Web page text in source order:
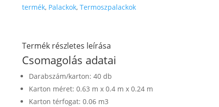
termék, Palackok, Termoszpalackok
Termék részletes leírása
Csomagolás adatai
Darabszám/karton: 40 db
Karton méret: 0.63 m x 0.4 m x 0.24 m
Karton térfogat: 0.06 m3